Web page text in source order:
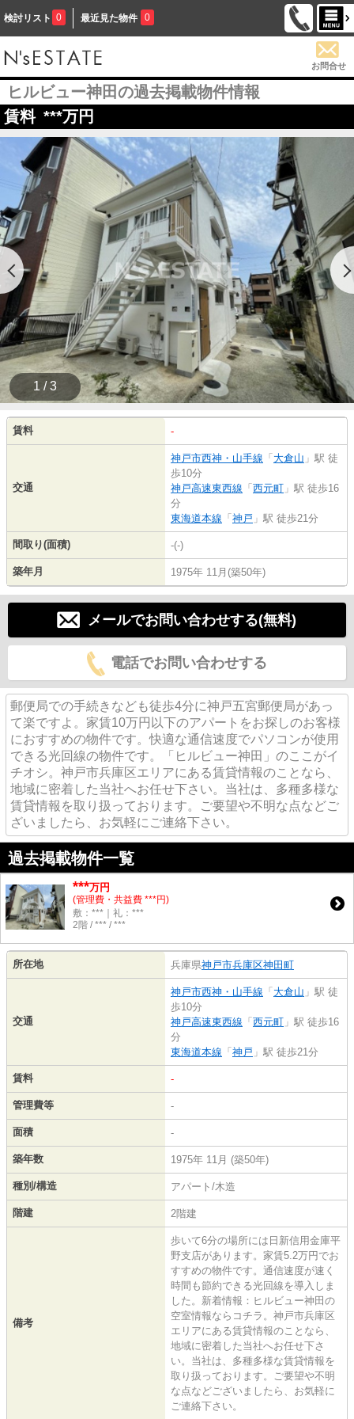
検討リスト 0 最近見た物件 0
お問合せ
ヒルビュー神田の過去掲載物件情報
賃料 ***万円
1 / 3
賃料 -
交通
神戸市西神・山手線 「 大倉山 」駅 徒
歩10分
神戸高速東西線 「 西元町 」駅 徒歩16
分
東海道本線 「 神戸 」駅 徒歩21分
間取り(面積) -(-)
築年月 1975年 11月(築50年)
メールでお問い合わせする(無料)
電話でお問い合わせする
郵便局での手続きなども徒歩4分に神戸五宮郵便局があっ
て楽ですよ。家賃10万円以下のアパートをお探しのお客様
におすすめの物件です。快適な通信速度でパソコンが使用
できる光回線の物件です。「ヒルビュー神田」のここがイ
チオシ。神戸市兵庫区エリアにある賃貸情報のことなら、
地域に密着した当社へお任せ下さい。当社は、多種多様な
賃貸情報を取り扱っております。ご要望や不明な点などご
ざいましたら、お気軽にご連絡下さい。
過去掲載物件一覧
***万円
(管理費・共益費 ***円)
敷：***｜礼：***
2階 / *** / ***
所在地 兵庫県神戸市兵庫区神田町
交通
神戸市西神・山手線 「 大倉山 」駅 徒
歩10分
神戸高速東西線 「 西元町 」駅 徒歩16
分
東海道本線 「 神戸 」駅 徒歩21分
賃料 -
管理費等 -
面積 -
築年数 1975年 11月 (築50年)
種別/構造 アパート/木造
階建 2階建
備考
歩いて6分の場所には日新信用金庫平
野支店があります。家賃5.2万円でお
すすめの物件です。通信速度が速く
時間も節約できる光回線を導入しま
した。新着情報：ヒルビュー神田の
空室情報ならコチラ。神戸市兵庫区
エリアにある賃貸情報のことなら、
地域に密着した当社へお任せ下さ
い。当社は、多種多様な賃貸情報を
取り扱っております。ご要望や不明
な点などございましたら、お気軽に
ご連絡下さい。